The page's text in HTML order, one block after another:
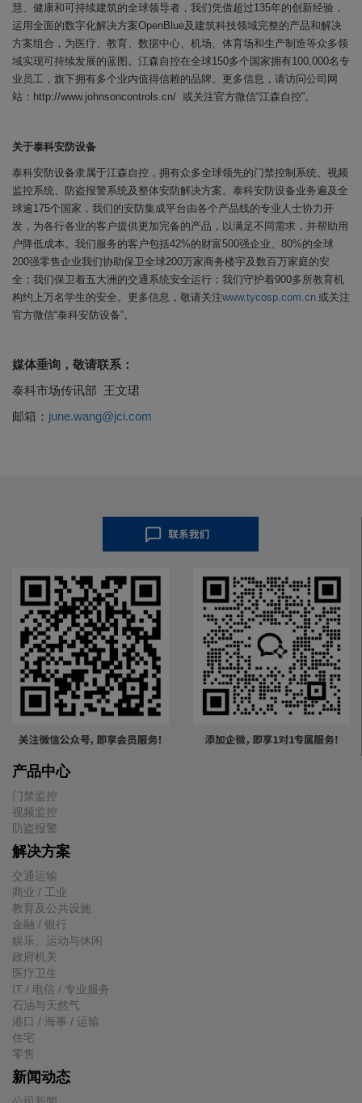
慧、健康和可持续建筑的全球领导者，我们凭借超过135年的创新经验，
运用全面的数字化解决方案OpenBlue及建筑科技领域完整的产品和解决
方案组合，为医疗、教育、数据中心、机场、体育场和生产制造等众多领
域实现可持续发展的蓝图。江森自控在全球150多个国家拥有100,000名专
业员工，旗下拥有多个业内值得信赖的品牌。更多信息，请访问公司网
站：http://www.johnsoncontrols.cn/ 或关注官方微信“江森自控”。
关于泰科安防设备
泰科安防设备隶属于江森自控，拥有众多全球领先的门禁控制系统、视频
监控系统、防盗报警系统及整体安防解决方案。泰科安防设备业务遍及全
球逾175个国家，我们的安防集成平台由各个产品线的专业人士协力开
发，为各行各业的客户提供更加完备的产品，以满足不同需求，并帮助用
户降低成本。我们服务的客户包括42%的财富500强企业、80%的全球
200强零售企业我们协助保卫全球200万家商务楼宇及数百万家庭的安
全；我们保卫着五大洲的交通系统安全运行；我们守护着900多所教育机
构约上万名学生的安全。更多信息，敬请关注www.tycosp.com.cn 或关注
官方微信“泰科安防设备”。
媒体垂询，敬请联系：
泰科市场传讯部 王文珺
邮箱： june.wang@jci.com
产品中心
门禁监控
视频监控
防盗报警
解决方案
交通运输
商业 / 工业
教育及公共设施
金融 / 银行
娱乐、运动与休闲
政府机关
医疗卫生
IT / 电信 / 专业服务
石油与天然气
港口 / 海事 / 运输
住宅
零售
新闻动态